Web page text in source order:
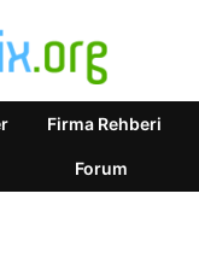
Firma Rehberi
Forum